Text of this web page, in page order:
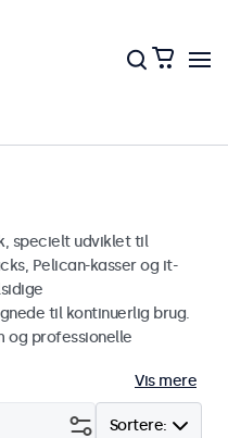
specielt udviklet til
Pelican-kasser og it-
til kontinuerlig brug.
og professionelle
Vis mere
Sortere: